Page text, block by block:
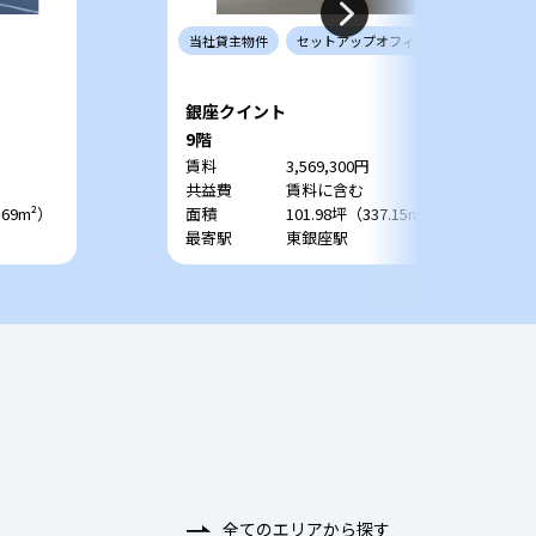
）
当社貸主物件 セットアップオフィス
銀座クイント
9階
賃料
3,569,300円
共益費
賃料に含む
面積
101.98坪（337.15m²）
最寄駅
東銀座駅
全てのエリアから探す